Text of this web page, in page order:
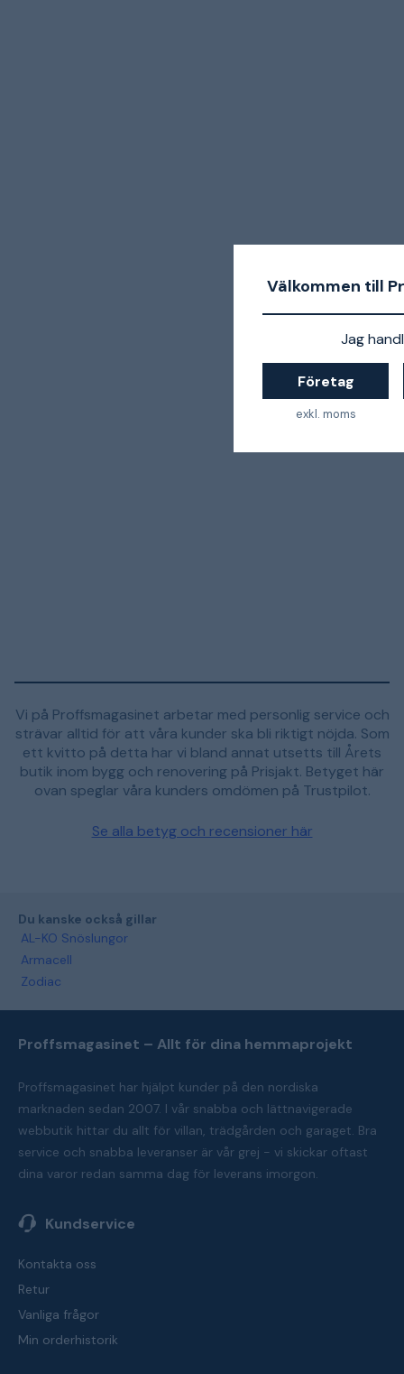
Välkommen till
Jag
Företag
exkl. moms
Vi på Proffsmagasinet arbetar med personlig service och
strävar alltid för att våra kunder ska bli riktigt nöjda. Som
ett kvitto på detta har vi bland annat utsetts till Årets
butik inom bygg och renovering på Prisjakt. Betyget här
ovan speglar våra kunders omdömen på Trustpilot.
Se alla betyg och recensioner här
Du kanske också gillar
AL-KO Snöslungor
Armacell
Zodiac
Proffsmagasinet – Allt för dina hemmaprojekt
Proffsmagasinet har hjälpt kunder på den nordiska
marknaden sedan 2007. I vår snabba och lättnavigerade
webbutik hittar du allt för villan, trädgården och garaget. Bra
service och snabba leveranser är vår grej - vi skickar oftast
dina varor redan samma dag för leverans imorgon.
Kundservice
Kontakta oss
Retur
Vanliga frågor
Min orderhistorik